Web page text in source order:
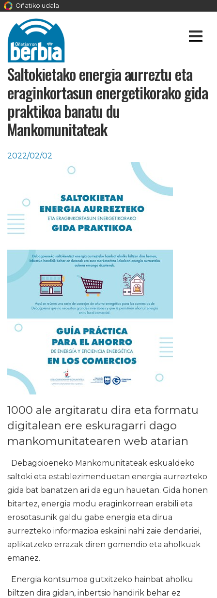
Oñatiko udala
Saltokietako energia aurreztu eta
eraginkortasun energetikorako gida
praktikoa banatu du
Mankomunitateak
2022/02/02
1000 ale argitaratu dira eta formatu
digitalean ere eskuragarri dago
mankomunitatearen web atarian
Debagoioeneko Mankomunitateak eskualdeko
saltoki eta establezimenduetan energia aurrezteko
gida bat banatzen ari da egun hauetan. Gida honen
bitartez, energia modu eraginkorrean erabili eta
erosotasunik galdu gabe energia eta dirua
aurrezteko informazioa eskaini nahi zaie dendariei,
aplikatzeko errazak diren gomendio eta aholkuak
emanez.
Energia kontsumoa gutxitzeko hainbat aholku
biltzen dira gidan, inbertsio handirik behar ez